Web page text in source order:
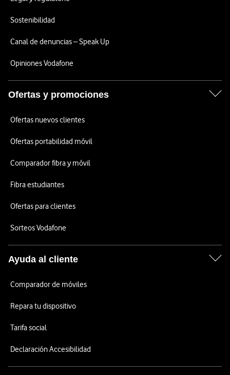
Sostenibilidad
Canal de denuncias – Speak Up
Opiniones Vodafone
Ofertas y promociones
Ofertas nuevos clientes
Ofertas portabilidad móvil
Comparador fibra y móvil
Fibra estudiantes
Ofertas para clientes
Sorteos Vodafone
Ayuda al cliente
Comparador de móviles
Repara tu dispositivo
Tarifa social
Declaración Accesibilidad